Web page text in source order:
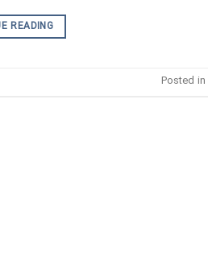
READING
Posted in